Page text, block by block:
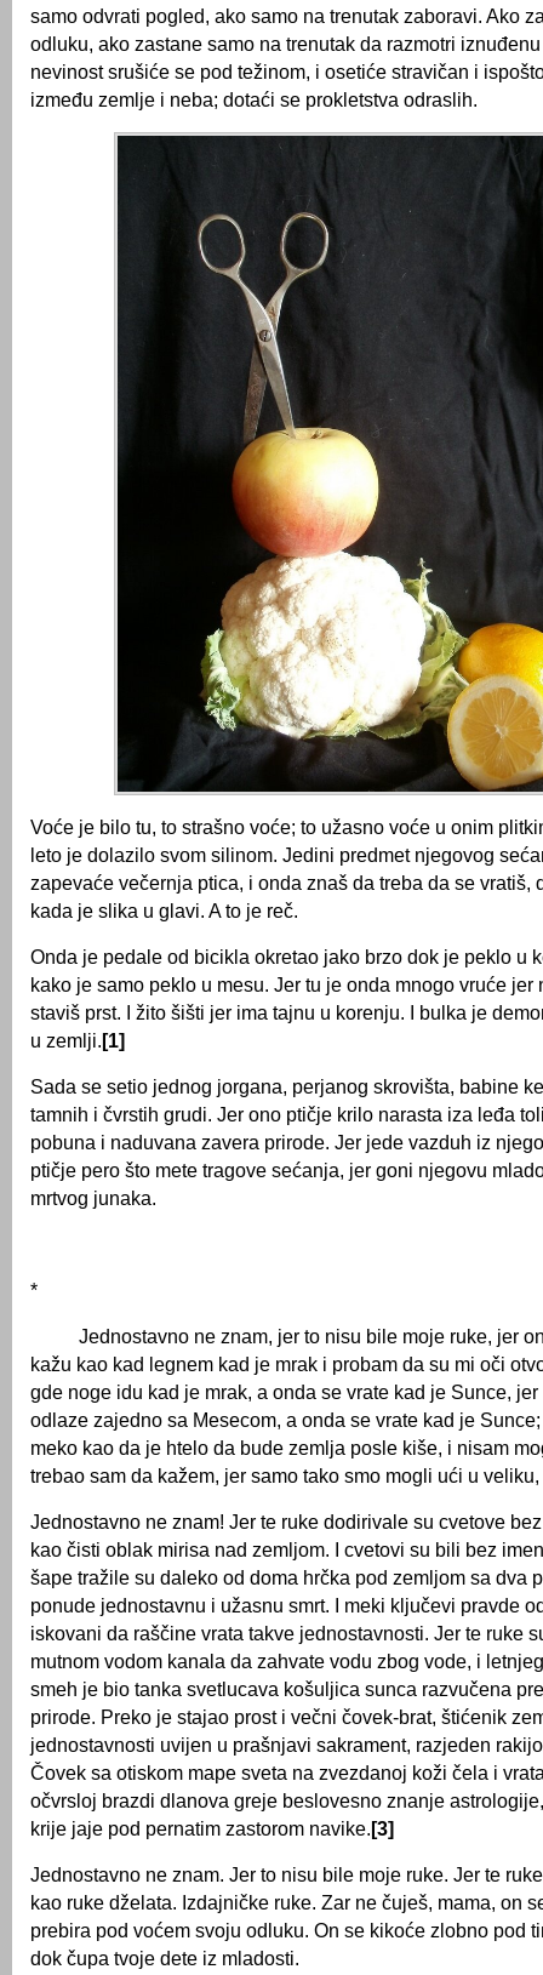
samo odvrati pogled, ako samo na trenutak zaboravi. Ako
odluku, ako zastane samo na trenutak da razmotri
nevinost srušiće se pod težinom, i osetiće stravičan i
između zemlje i neba; dotaći se prokletstva odraslih.
Voće je bilo tu, to strašno voće; to užasno voće u onim
leto je dolazilo svom silinom. Jedini predmet njegovog
zapevaće večernja ptica, i onda znaš da treba da se vratiš,
kada je slika u glavi. A to je reč.
Onda je pedale od bicikla okretao jako brzo dok je peklo u
kako je samo peklo u mesu. Jer tu je onda mnogo vruće jer
staviš prst. I žito šišti jer ima tajnu u korenju. I bulka je
u zemlji.[1]
Sada se setio jednog jorgana, perjanog skrovišta, babine
tamnih i čvrstih grudi. Jer ono ptičje krilo narasta iza leđa
pobuna i naduvana zavera prirode. Jer jede vazduh iz
ptičje pero što mete tragove sećanja, jer goni njegovu
mrtvog junaka.
*
Jednostavno ne znam, jer to nisu bile moje ruke, jer
kažu kao kad legnem kad je mrak i probam da su mi oči
gde noge idu kad je mrak, a onda se vrate kad je Sunce,
odlaze zajedno sa Mesecom, a onda se vrate kad je
meko kao da je htelo da bude zemlja posle kiše, i nisam
trebao sam da kažem, jer samo tako smo mogli ući u
Jednostavno ne znam! Jer te ruke dodirivale su cvetove
kao čisti oblak mirisa nad zemljom. I cvetovi su bili bez
šape tražile su daleko od doma hrčka pod zemljom sa dva
ponude jednostavnu i užasnu smrt. I meki ključevi pravde
iskovani da raščine vrata takve jednostavnosti. Jer te ruke
mutnom vodom kanala da zahvate vodu zbog vode, i
smeh je bio tanka svetlucava košuljica sunca razvučena
prirode. Preko je stajao prost i večni čovek-brat, štićenik
jednostavnosti uvijen u prašnjavi sakrament, razjeden
Čovek sa otiskom mape sveta na zvezdanoj koži čela i
očvrsloj brazdi dlanova greje beslovesno znanje
krije jaje pod pernatim zastorom navike.[3]
Jednostavno ne znam. Jer to nisu bile moje ruke. Jer te
kao ruke dželata. Izdajničke ruke. Zar ne čuješ, mama, on
prebira pod voćem svoju odluku. On se kikoće zlobno pod
dok čupa tvoje dete iz mladosti.